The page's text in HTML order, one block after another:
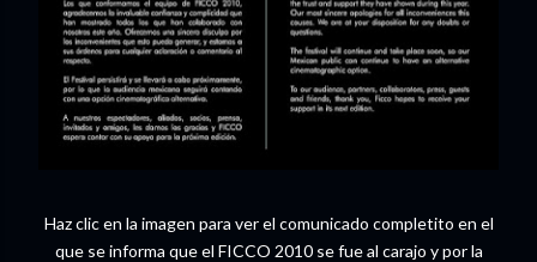
Haz clic en la imagen para ver el comunicado completito en el
que se informa que el FICCO 2010 se fue al carajo y por la